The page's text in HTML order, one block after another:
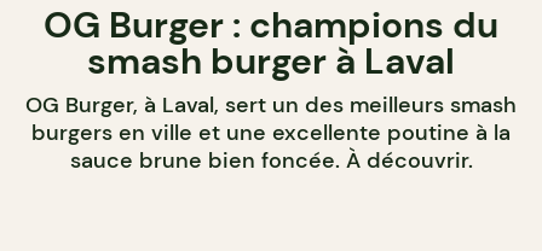
OG Burger : champions du
smash burger à Laval
OG Burger, à Laval, sert un des meilleurs smash
burgers en ville et une excellente poutine à la
sauce brune bien foncée. À découvrir.